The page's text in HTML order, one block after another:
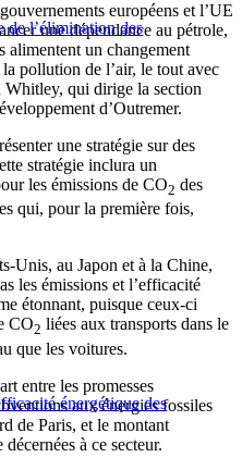
de l’élimination des
européens et l’UE
une dépendance au pétrole,
alimentent un changement
pollution de l’air, le tout avec
Whitley, qui dirige la section
d’Outremer.
une stratégie sur des
stratégie inclura un
les émissions de CO2 des
qui, pour la première fois,
Unis, au Japon et à la Chine,
les émissions et l’efficacité
étonnant, puisque ceux-ci
CO2 liées aux transports dans le
que les voitures.
énergétique des
entre les promesses
aux énergies fossiles
de Paris, et le montant
à ce secteur.